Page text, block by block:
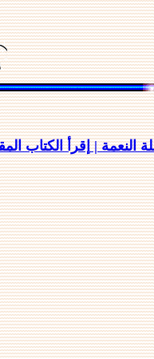
النعمة |إقرأ الكتاب